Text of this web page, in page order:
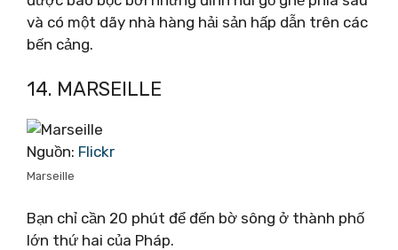
và có một dãy nhà hàng hải sản hấp dẫn trên các
bến cảng.
14. MARSEILLE
Nguồn: Flickr
Marseille
Bạn chỉ cần 20 phút để đến bờ sông ở thành phố
lớn thứ hai của Pháp.